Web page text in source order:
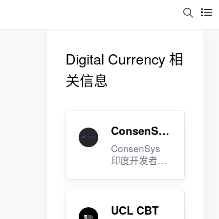
Digital Currency 相
关信息
ConsenSys
India
ConsenSys
印度开发者计
UCL CBT